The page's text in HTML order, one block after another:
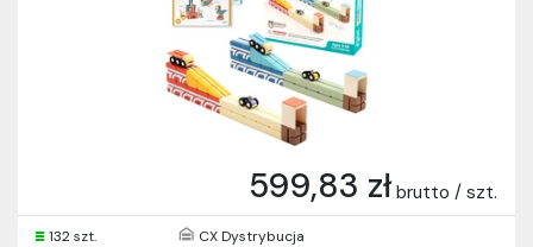
599,83 zł brutto / szt.
132 szt. CX Dystrybucja